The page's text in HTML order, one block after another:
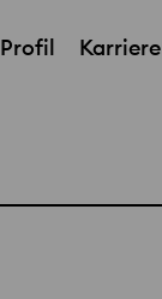
Profil Karriere